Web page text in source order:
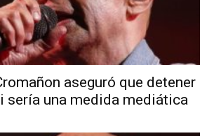
aseguró que detener
sería una medida mediática